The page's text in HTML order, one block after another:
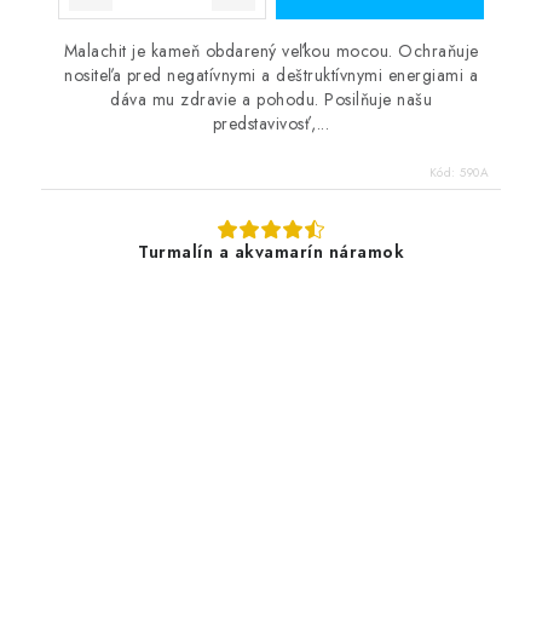
Malachit je kameň obdarený veľkou mocou. Ochraňuje
nositeľa pred negatívnymi a deštruktívnymi energiami a
dáva mu zdravie a pohodu. Posilňuje našu
predstavivosť,...
Kód: 590A
Turmalín a akvamarín náramok